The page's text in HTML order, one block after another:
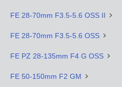
FE 28-70mm F3.5-5.6 OSS II
FE 28-70mm F3.5-5.6 OSS
FE PZ 28-135mm F4 G OSS
FE 50-150mm F2 GM